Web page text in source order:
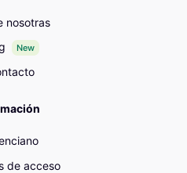
nosotras
New
de acceso